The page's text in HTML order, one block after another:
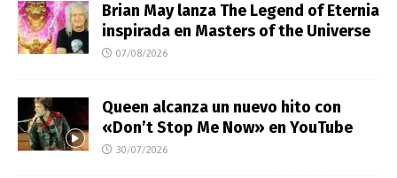
Brian May lanza The Legend of Eternia
inspirada en Masters of the Universe
07/08/2026
Queen alcanza un nuevo hito con
«Don’t Stop Me Now» en YouTube
30/07/2026